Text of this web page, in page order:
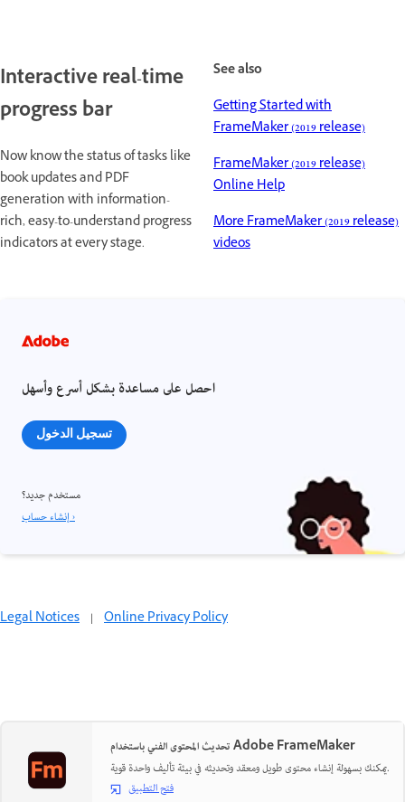
Interactive real-time
progress bar
Now know the status of tasks like
book updates and PDF
generation with information-
rich, easy-to-understand progress
indicators at every stage.
See also
Getting Started with
FrameMaker (2019 release)
FrameMaker (2019 release)
Online Help
More FrameMaker (2019 release)
videos
احصل على مساعدة بشكل أسرع وأسهل
تسجيل الدخول
مستخدم جديد؟
إنشاء حساب ›
Legal Notices | Online Privacy Policy
تحديث المحتوى الفني باستخدام Adobe FrameMaker
يمكنك بسهولة إنشاء محتوى طويل ومعقد وتحديثه في بيئة تأليف واحدة قوية.
فتح التطبيق